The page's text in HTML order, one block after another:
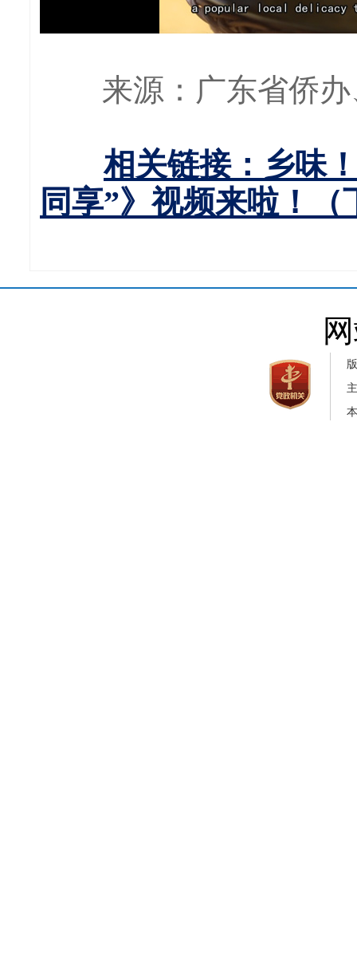
来源：广东省侨办
相关链接：乡味
同享”》视频来啦！（